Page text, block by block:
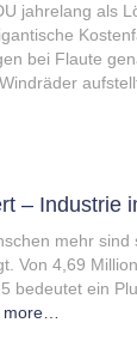
jahrelang als
bei Flaute
– Industrie
mehr sind
Von 4,69
bedeutet ein